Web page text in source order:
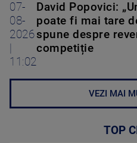
07-
08-
2026
11:02
David Popovici:
poate fi mai tare
spune despre
competiție
VEZI MAI
TOP